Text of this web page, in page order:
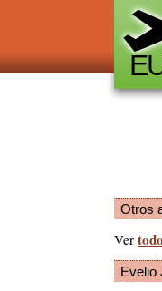
Otros
Ver
Evelio